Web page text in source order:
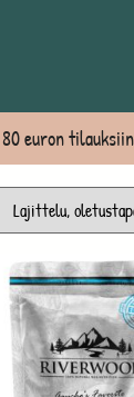
euron tilauksiin